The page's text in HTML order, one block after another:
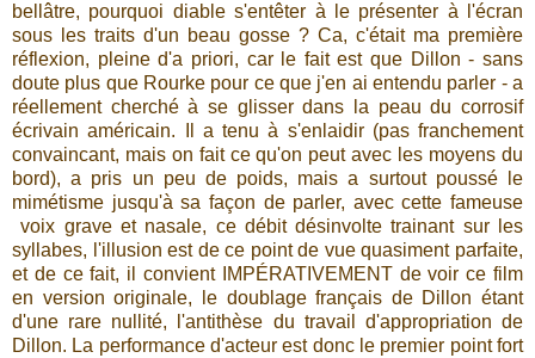
bellâtre, pourquoi diable s'entêter à le présenter à l'écran
sous les traits d'un beau gosse ? Ca, c'était ma première
réflexion, pleine d'a priori, car le fait est que Dillon - sans
doute plus que Rourke pour ce que j'en ai entendu parler - a
réellement cherché à se glisser dans la peau du corrosif
écrivain américain. Il a tenu à s'enlaidir (pas franchement
convaincant, mais on fait ce qu'on peut avec les moyens du
bord), a pris un peu de poids, mais a surtout poussé le
mimétisme jusqu'à sa façon de parler, avec cette fameuse
voix grave et nasale, ce débit désinvolte trainant sur les
syllabes, l'illusion est de ce point de vue quasiment parfaite,
et de ce fait, il convient IMPÉRATIVEMENT de voir ce film
en version originale, le doublage français de Dillon étant
d'une rare nullité, l'antithèse du travail d'appropriation de
Dillon. La performance d'acteur est donc le premier point fort